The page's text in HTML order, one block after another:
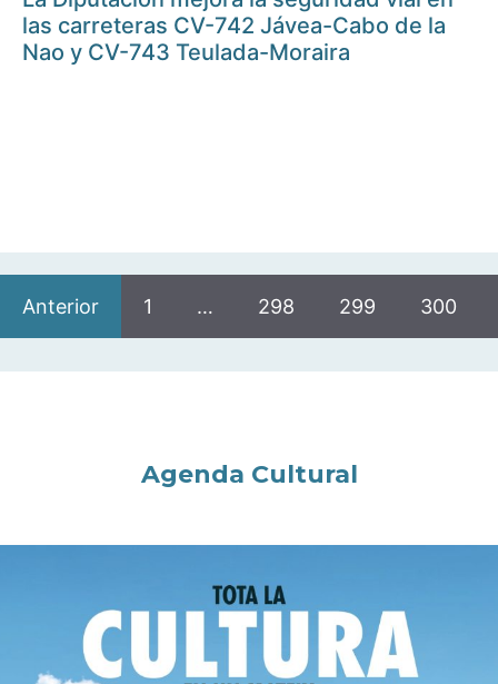
las carreteras CV-742 Jávea-Cabo de la
Nao y CV-743 Teulada-Moraira
Anterior 1 … 298 299 300
Agenda Cultural